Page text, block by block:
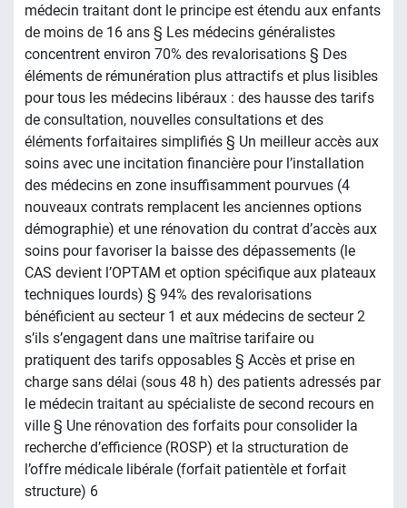
médecin traitant dont le principe est étendu aux enfants
de moins de 16 ans § Les médecins généralistes
concentrent environ 70% des revalorisations § Des
éléments de rémunération plus attractifs et plus lisibles
pour tous les médecins libéraux : des hausse des tarifs
de consultation, nouvelles consultations et des
éléments forfaitaires simplifiés § Un meilleur accès aux
soins avec une incitation financière pour l’installation
des médecins en zone insuffisamment pourvues (4
nouveaux contrats remplacent les anciennes options
démographie) et une rénovation du contrat d’accès aux
soins pour favoriser la baisse des dépassements (le
CAS devient l’OPTAM et option spécifique aux plateaux
techniques lourds) § 94% des revalorisations
bénéficient au secteur 1 et aux médecins de secteur 2
s’ils s’engagent dans une maîtrise tarifaire ou
pratiquent des tarifs opposables § Accès et prise en
charge sans délai (sous 48 h) des patients adressés par
le médecin traitant au spécialiste de second recours en
ville § Une rénovation des forfaits pour consolider la
recherche d’efficience (ROSP) et la structuration de
l’offre médicale libérale (forfait patientèle et forfait
structure) 6